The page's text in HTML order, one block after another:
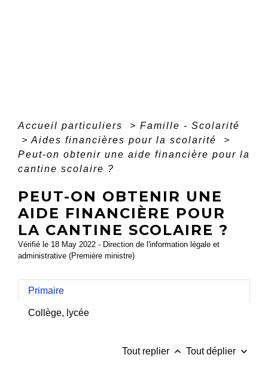
Accueil particuliers > Famille - Scolarité
> Aides financières pour la scolarité
>
Peut-on obtenir une aide financière pour la
cantine scolaire ?
PEUT-ON OBTENIR UNE
AIDE FINANCIÈRE POUR
LA CANTINE SCOLAIRE ?
Vérifié le 18 May 2022 - Direction de l'information légale et
administrative (Première ministre)
Primaire
Collège, lycée
Tout replier keyboard_arrow_up Tout déplier keyboard_arrow_down